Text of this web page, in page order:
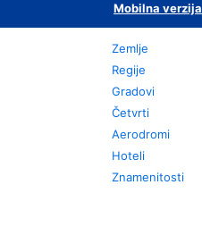
Mobilna verzija
Zemlje
Regije
Gradovi
Četvrti
Aerodromi
Hoteli
Znamenitosti